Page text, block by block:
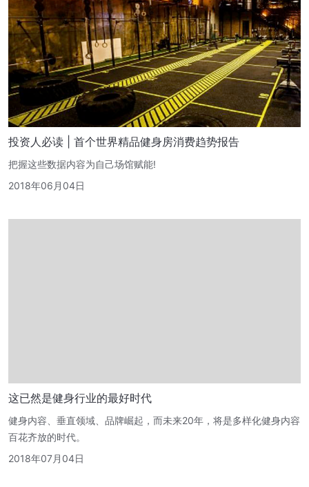
投资人必读 | 首个世界精品健身房消费趋势报告
把握这些数据内容为自己场馆赋能!
2018年06月04日
这已然是健身行业的最好时代
健身内容、垂直领域、品牌崛起，而未来20年，将是多样化健身内容
百花齐放的时代。
2018年07月04日